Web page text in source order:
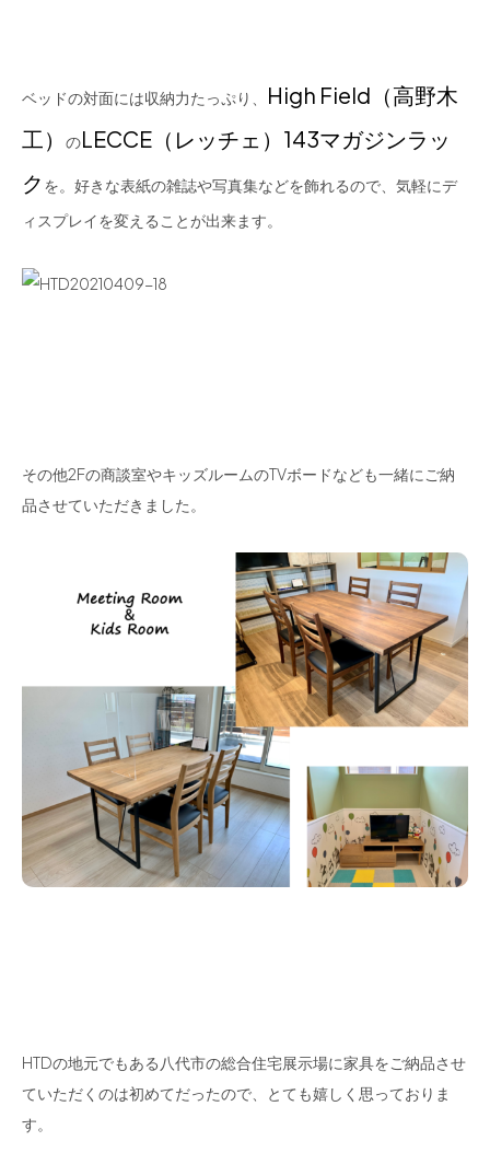
ベッドの対面には収納力たっぷり、
High Field（高野木
工）
のLECCE（レッチェ）143マガジンラッ
ク を。好きな表紙の雑誌や写真集などを飾れるので、気軽にデ
ィスプレイを変えることが出来ます。
その他2Fの商談室やキッズルームのTVボードなども一緒にご納
品させていただきました。
HTDの地元でもある八代市の総合住宅展示場に家具をご納品させ
ていただくのは初めてだったので、とても嬉しく思っておりま
す。